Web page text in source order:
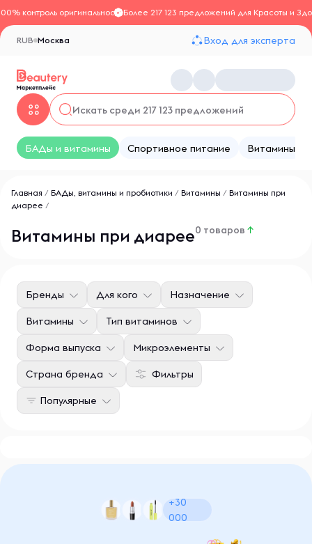
контроль оригинальностиБолее 217 123 предложений для Красоты и
Москва
RUB Вход для эксперта
БАДы и витамины Спортивное питание Витамины
Главная / БАДы, витамины и пробиотики / Витамины / Витамины при
диарее /
Витамины при диарее0 товаров ↑
Фильтры
Бренды Для кого Назначение
Витамины Тип витаминов
Форма выпуска Микроэлементы
Страна бренда
Популярные
+30
000